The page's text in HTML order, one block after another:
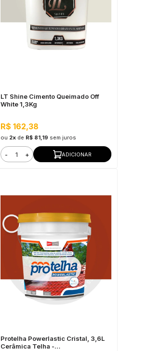
LT Shine Cimento Queimado Off
White 1,3Kg
R$ 162,38
ou 2xde R$ 81,19 sem juros
- + ADICIONAR
Protelha Powerlastic Cristal, 3,6L
Cerâmica Telha -